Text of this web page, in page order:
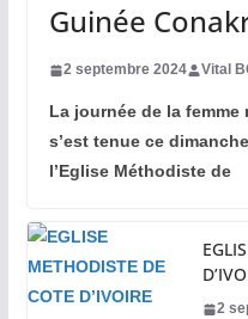
Guinée
2 septembre 2024 Vital
La journée de la femme
s’est tenue ce
l’Eglise Méthodiste de
2